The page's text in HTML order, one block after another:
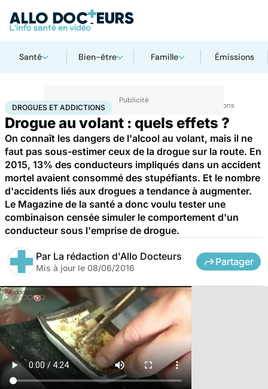
Santé Bien-être Famille Émissions
AccueilSantéMaladiesDrogues et addictions Drogues et addictions
DROGUES ET ADDICTIONS
Drogue au volant : quels effets ?
On connaît les dangers de l'alcool au volant, mais il ne
faut pas sous-estimer ceux de la drogue sur la route. En
2015, 13% des conducteurs impliqués dans un accident
mortel avaient consommé des stupéfiants. Et le nombre
d'accidents liés aux drogues a tendance à augmenter.
Le Magazine de la santé a donc voulu tester une
combinaison censée simuler le comportement d'un
conducteur sous l'emprise de drogue.
Par La rédaction d'Allo Docteurs
Mis à jour le 08/06/2016
Partager